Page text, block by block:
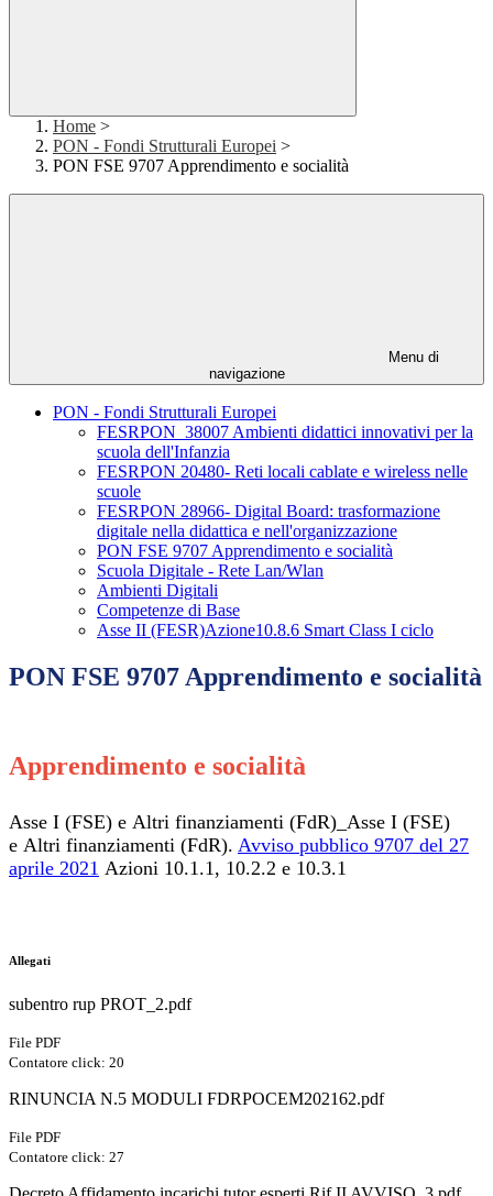
Home >
PON - Fondi Strutturali Europei >
PON FSE 9707 Apprendimento e socialità
Menu di
navigazione
PON - Fondi Strutturali Europei
FESRPON_38007 Ambienti didattici innovativi per la
scuola dell'Infanzia
FESRPON 20480- Reti locali cablate e wireless nelle
scuole
FESRPON 28966- Digital Board: trasformazione
digitale nella didattica e nell'organizzazione
PON FSE 9707 Apprendimento e socialità
Scuola Digitale - Rete Lan/Wlan
Ambienti Digitali
Competenze di Base
Asse II (FESR)Azione10.8.6 Smart Class I ciclo
PON FSE 9707 Apprendimento e socialità
Apprendimento e socialità
Asse I (FSE) e Altri finanziamenti (FdR)_Asse I (FSE)
e Altri finanziamenti (FdR). Avviso pubblico 9707 del 27
aprile 2021 Azioni 10.1.1, 10.2.2 e 10.3.1
Allegati
subentro rup PROT_2.pdf
File PDF
Contatore click: 20
RINUNCIA N.5 MODULI FDRPOCEM202162.pdf
File PDF
Contatore click: 27